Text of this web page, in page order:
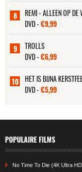
8
REMI - ALLEEN OP DE
DVD -€9,99
9
TROLLS
DVD -€6,99
10
HET IS BIJNA
DVD -€5,99
POPULAIRE FILMS
No Time To Die (4K Ultra